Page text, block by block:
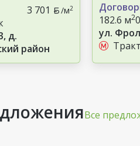
3 701 /м2
д.
район
182.6 м2
ул.
Все